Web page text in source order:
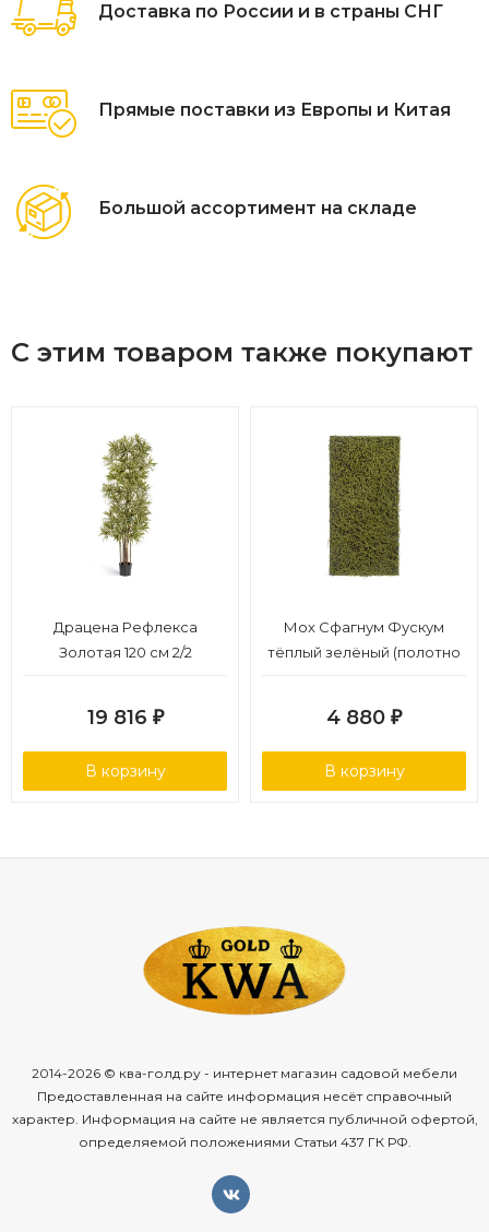
Доставка по России и в страны СНГ
Прямые поставки из Европы и Китая
Большой ассортимент на складе
С этим товаром также покупают
Драцена Рефлекса
Золотая 120 см 2/2
19 816 ₽
В корзину
Мох Сфагнум Фускум
тёплый зелёный (полотно
4 880 ₽
В корзину
2014-2026 © ква-голд.ру - интернет магазин садовой мебели
Предоставленная на сайте информация несёт справочный
характер. Информация на сайте не является публичной офертой,
определяемой положениями Статьи 437 ГК РФ.